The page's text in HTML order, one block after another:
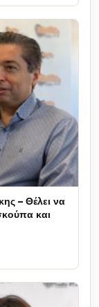
– Θέλει να
και